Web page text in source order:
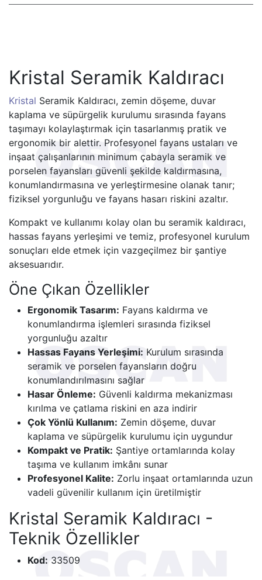
Kristal Seramik Kaldıracı
Kristal Seramik Kaldıracı, zemin döşeme, duvar
kaplama ve süpürgelik kurulumu sırasında fayans
taşımayı kolaylaştırmak için tasarlanmış pratik ve
ergonomik bir alettir. Profesyonel fayans ustaları ve
inşaat çalışanlarının minimum çabayla seramik ve
porselen fayansları güvenli şekilde kaldırmasına,
konumlandırmasına ve yerleştirmesine olanak tanır;
fiziksel yorgunluğu ve fayans hasarı riskini azaltır.
Kompakt ve kullanımı kolay olan bu seramik kaldıracı,
hassas fayans yerleşimi ve temiz, profesyonel kurulum
sonuçları elde etmek için vazgeçilmez bir şantiye
aksesuarıdır.
Öne Çıkan Özellikler
Ergonomik Tasarım: Fayans kaldırma ve
konumlandırma işlemleri sırasında fiziksel
yorgunluğu azaltır
Hassas Fayans Yerleşimi: Kurulum sırasında
seramik ve porselen fayansların doğru
konumlandırılmasını sağlar
Hasar Önleme: Güvenli kaldırma mekanizması
kırılma ve çatlama riskini en aza indirir
Çok Yönlü Kullanım: Zemin döşeme, duvar
kaplama ve süpürgelik kurulumu için uygundur
Kompakt ve Pratik: Şantiye ortamlarında kolay
taşıma ve kullanım imkânı sunar
Profesyonel Kalite: Zorlu inşaat ortamlarında uzun
vadeli güvenilir kullanım için üretilmiştir
Kristal Seramik Kaldıracı -
Teknik Özellikler
Kod: 33509